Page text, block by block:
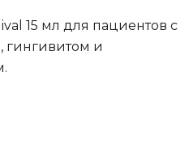
15 мл для пациентов с
и